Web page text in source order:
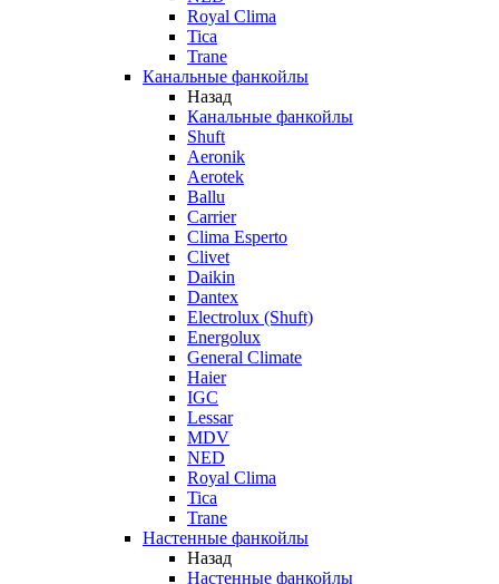
Royal Clima
Tica
Trane
Канальные фанкойлы
Назад
Канальные фанкойлы
Shuft
Aeronik
Aerotek
Ballu
Carrier
Clima Esperto
Clivet
Daikin
Dantex
Electrolux (Shuft)
Energolux
General Climate
Haier
IGC
Lessar
MDV
NED
Royal Clima
Tica
Trane
Настенные фанкойлы
Назад
Настенные фанкойлы